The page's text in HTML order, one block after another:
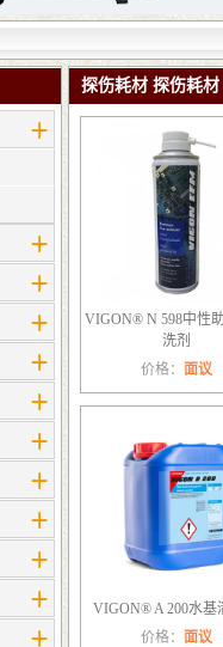
探伤耗材 探伤耗材
VIGON® N 598中性
洗剂
价格： 面议
VIGON® A 200水基
价格： 面议